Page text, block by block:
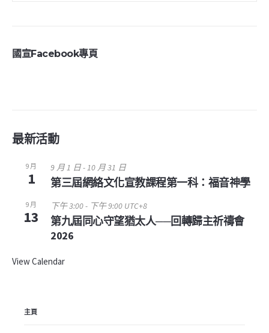
國宣Facebook專頁
最新活動
9 月
1
9 月 1 日-10 月 31 日
第三屆網絡文化宣教課程第一科：福音神學
9 月
13
下午 3:00- 下午 9:00 UTC+8
第九屆同心守望猶太人──回轉歸主祈禱會
2026
View Calendar
主頁